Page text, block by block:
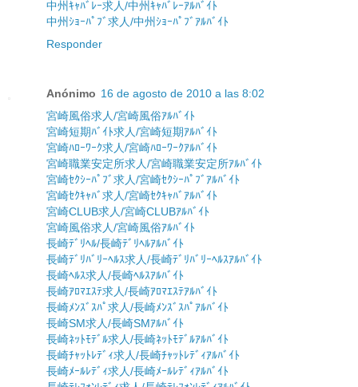
中州ｷｬﾊﾞﾚｰ求人/中州ｷｬﾊﾞﾚｰｱﾙﾊﾞｲﾄ
中州ｼｮｰﾊﾟﾌﾞ求人/中州ｼｮｰﾊﾟﾌﾞｱﾙﾊﾞｲﾄ
Responder
Anónimo 16 de agosto de 2010 a las 8:02
宮崎風俗求人/宮崎風俗ｱﾙﾊﾞｲﾄ
宮崎短期ﾊﾞｲﾄ求人/宮崎短期ｱﾙﾊﾞｲﾄ
宮崎ﾊﾛｰﾜｰｸ求人/宮崎ﾊﾛｰﾜｰｸｱﾙﾊﾞｲﾄ
宮崎職業安定所求人/宮崎職業安定所ｱﾙﾊﾞｲﾄ
宮崎ｾｸｼｰﾊﾟﾌﾞ求人/宮崎ｾｸｼｰﾊﾟﾌﾞｱﾙﾊﾞｲﾄ
宮崎ｾｸｷｬﾊﾞ求人/宮崎ｾｸｷｬﾊﾞｱﾙﾊﾞｲﾄ
宮崎CLUB求人/宮崎CLUBｱﾙﾊﾞｲﾄ
宮崎風俗求人/宮崎風俗ｱﾙﾊﾞｲﾄ
長崎ﾃﾞﾘﾍﾙ/長崎ﾃﾞﾘﾍﾙｱﾙﾊﾞｲﾄ
長崎ﾃﾞﾘﾊﾞﾘｰﾍﾙｽ求人/長崎ﾃﾞﾘﾊﾞﾘｰﾍﾙｽｱﾙﾊﾞｲﾄ
長崎ﾍﾙｽ求人/長崎ﾍﾙｽｱﾙﾊﾞｲﾄ
長崎ｱﾛﾏｴｽﾃ求人/長崎ｱﾛﾏｴｽﾃｱﾙﾊﾞｲﾄ
長崎ﾒﾝｽﾞｽﾊﾟ求人/長崎ﾒﾝｽﾞｽﾊﾟｱﾙﾊﾞｲﾄ
長崎SM求人/長崎SMｱﾙﾊﾞｲﾄ
長崎ﾈｯﾄﾓﾃﾞﾙ求人/長崎ﾈｯﾄﾓﾃﾞﾙｱﾙﾊﾞｲﾄ
長崎ﾁｬｯﾄﾚﾃﾞｨ求人/長崎ﾁｬｯﾄﾚﾃﾞｨｱﾙﾊﾞｲﾄ
長崎ﾒｰﾙﾚﾃﾞｨ求人/長崎ﾒｰﾙﾚﾃﾞｨｱﾙﾊﾞｲﾄ